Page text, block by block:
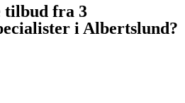
tilbud fra 3
i Albertslund?